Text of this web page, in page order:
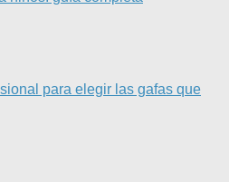
para elegir las gafas que